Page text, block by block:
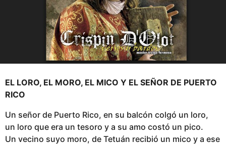
EL LORO, EL MORO, EL MICO Y EL SEÑOR DE PUERTO
RICO
Un señor de Puerto Rico, en su balcón colgó un loro,
un loro que era un tesoro y a su amo costó un pico.
Un vecino suyo moro, de Tetuán recibió un mico y a ese